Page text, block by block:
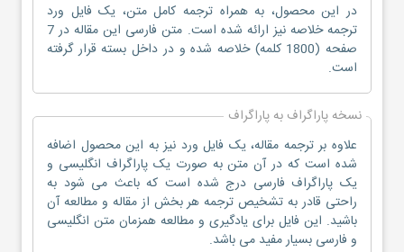
در این محصول، به همراه ترجمه کامل متن، یک فایل ورد
ترجمه خلاصه نیز ارائه شده است. متن فارسی این مقاله در 7
صفحه (1800 کلمه) خلاصه شده و در داخل بسته قرار گرفته
است.
نسخه پاراگراف به پاراگراف
علاوه بر ترجمه مقاله، یک فایل ورد نیز به این محصول اضافه
شده است که در آن متن به صورت یک پاراگراف انگلیسی و
یک پاراگراف فارسی درج شده است که باعث می شود به
راحتی قادر به تشخیص ترجمه هر بخش از مقاله و مطالعه آن
باشید. این فایل برای یادگیری و مطالعه همزمان متن انگلیسی
و فارسی بسیار مفید می باشد.